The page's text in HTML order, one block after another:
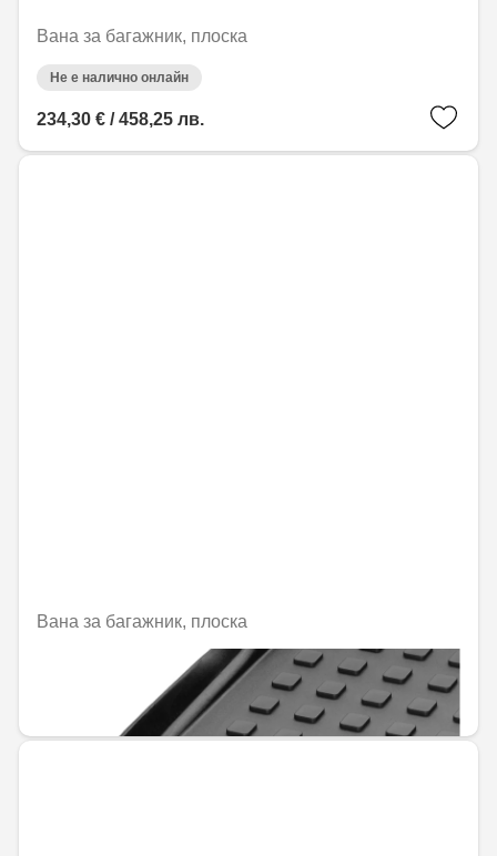
Вана за багажник, плоска
Не е налично онлайн
234,30 € / 458,25 лв.
Вана за багажник, плоска
144,00 € / 281,64 лв.